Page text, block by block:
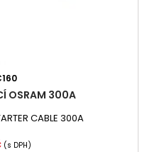
OSRAM 300A
CABLE 300A
(s DPH)